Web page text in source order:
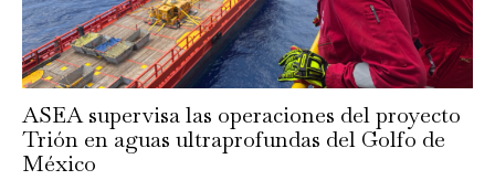
ASEA supervisa las operaciones del proyecto
Trión en aguas ultraprofundas del Golfo de
México